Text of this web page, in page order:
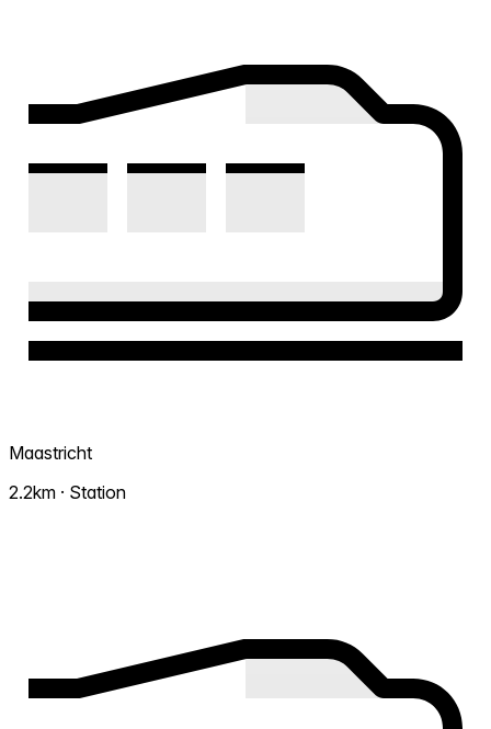
Maastricht
2.2km · Station